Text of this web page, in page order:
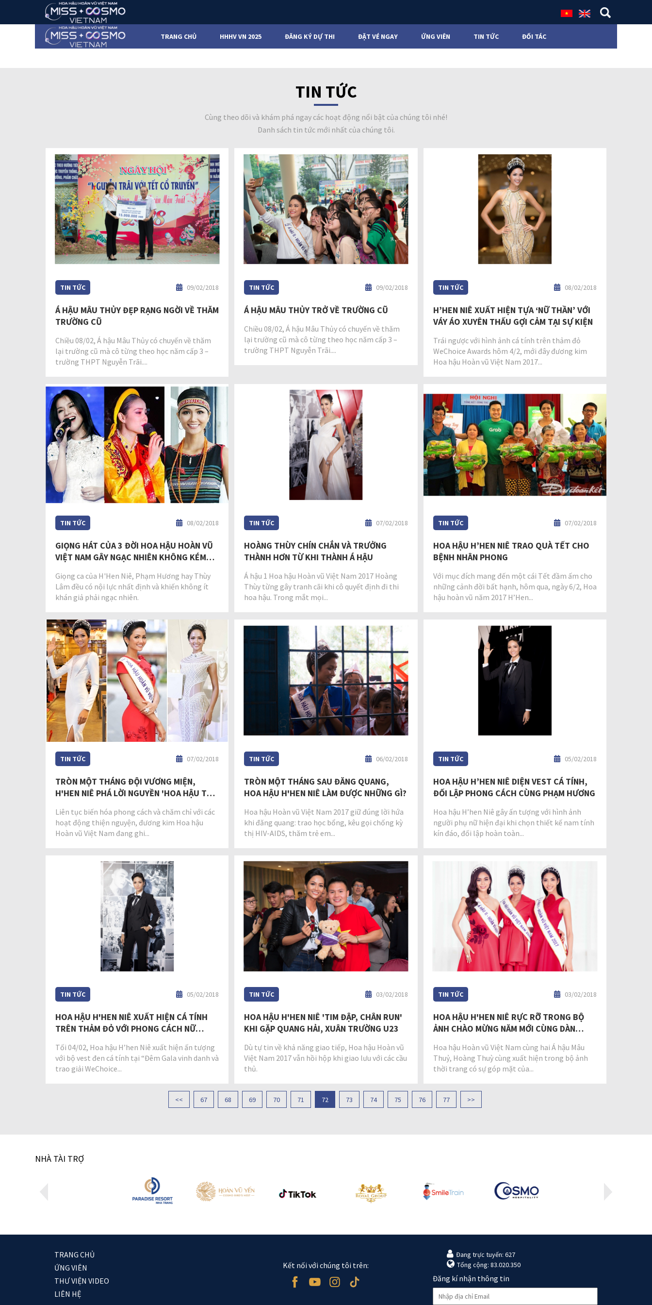
TRANG CHỦ HHHV VN 2025 ĐĂNG KÝ DỰ THI ĐẶT VÉ NGAY ỨNG VIÊN TIN TỨC ĐỐI TÁC
TIN TỨC
Cùng theo dõi và khám phá ngay các hoạt động nổi bật của chúng tôi nhé!
Danh sách tin tức mới nhất của chúng tôi.
TIN TỨC 09/02/2018
Á HẬU MÂU THỦY ĐẸP RẠNG NGỜI VỀ THĂM
TRƯỜNG CŨ
Chiều 08/02, Á hậu Mâu Thủy có chuyến về thăm
lại trường cũ mà cô từng theo học năm cấp 3 –
trường THPT Nguyễn Trãi....
TIN TỨC 09/02/2018
Á HẬU MÂU THỦY TRỞ VỀ TRƯỜNG CŨ
Chiều 08/02, Á hậu Mâu Thủy có chuyến về thăm
lại trường cũ mà cô từng theo học năm cấp 3 –
trường THPT Nguyễn Trãi....
TIN TỨC 08/02/2018
H’HEN NIÊ XUẤT HIỆN TỰA ‘NỮ THẦN’ VỚI
VÁY ÁO XUYÊN THẤU GỢI CẢM TẠI SỰ KIỆN
Trái ngược với hình ảnh cá tính trên thảm đỏ
WeChoice Awards hôm 4/2, mới đây đương kim
Hoa hậu Hoàn vũ Việt Nam 2017...
TIN TỨC 08/02/2018
GIỌNG HÁT CỦA 3 ĐỜI HOA HẬU HOÀN VŨ
VIỆT NAM GÂY NGẠC NHIÊN KHÔNG KÉM
Giọng ca của H'Hen Niê, Phạm Hương hay Thùy
Lâm đều có nội lực nhất định và khiến không ít
khán giả phải ngạc nhiên.
TIN TỨC 07/02/2018
HOÀNG THÙY CHÍN CHẮN VÀ TRƯỞNG
THÀNH HƠN TỪ KHI THÀNH Á HẬU
Á hậu 1 Hoa hậu Hoàn vũ Việt Nam 2017 Hoàng
Thùy từng gây tranh cãi khi cô quyết định đi thi
hoa hậu. Trong mắt mọi...
TIN TỨC 07/02/2018
HOA HẬU H’HEN NIÊ TRAO QUÀ TẾT CHO
BỆNH NHÂN PHONG
Với mục đích mang đến một cái Tết đầm ấm cho
những cảnh đời bất hạnh, hôm qua, ngày 6/2, Hoa
hậu hoàn vũ năm 2017 H’Hen...
TIN TỨC 07/02/2018
TRÒN MỘT THÁNG ĐỘI VƯƠNG MIỆN,
H'HEN NIÊ PHÁ LỜI NGUYỀN 'HOA HẬU THỊ
Liên tục biến hóa phong cách và chăm chỉ với các
hoạt động thiện nguyện, đương kim Hoa hậu
Hoàn vũ Việt Nam đang ghi...
TIN TỨC 06/02/2018
TRÒN MỘT THÁNG SAU ĐĂNG QUANG,
HOA HẬU H'HEN NIÊ LÀM ĐƯỢC NHỮNG GÌ?
Hoa hậu Hoàn vũ Việt Nam 2017 giữ đúng lời hứa
khi đăng quang: trao học bổng, kêu gọi chống kỳ
thị HIV-AIDS, thăm trẻ em...
TIN TỨC 05/02/2018
HOA HẬU H’HEN NIÊ DIỆN VEST CÁ TÍNH,
ĐỐI LẬP PHONG CÁCH CÙNG PHẠM HƯƠNG
Hoa hậu H’hen Niê gây ấn tượng với hình ảnh
người phụ nữ hiện đại khi chọn thiết kế nam tính
kín đáo, đối lập hoàn toàn...
TIN TỨC 05/02/2018
HOA HẬU H'HEN NIÊ XUẤT HIỆN CÁ TÍNH
TRÊN THẢM ĐỎ VỚI PHONG CÁCH NỮ
Tối 04/02, Hoa hậu H’hen Niê xuất hiện ấn tượng
với bộ vest đen cá tính tại “Đêm Gala vinh danh và
trao giải WeChoice...
TIN TỨC 03/02/2018
HOA HẬU H'HEN NIÊ 'TIM ĐẬP, CHÂN RUN'
KHI GẶP QUANG HẢI, XUÂN TRƯỜNG U23
Dù tự tin về khả năng giao tiếp, Hoa hậu Hoàn vũ
Việt Nam 2017 vẫn hồi hộp khi giao lưu với các cầu
thủ.
TIN TỨC 03/02/2018
HOA HẬU H'HEN NIÊ RỰC RỠ TRONG BỘ
ẢNH CHÀO MỪNG NĂM MỚI CÙNG DÀN
Hoa hậu Hoàn vũ Việt Nam cùng hai Á hậu Mâu
Thuỷ, Hoàng Thuỳ cùng xuất hiện trong bộ ảnh
thời trang có sự góp mặt của...
<< 67 68 69 70 71 72 73 74 75 76 77 >>
NHÀ TÀI TRỢ
TRANG CHỦ
ỨNG VIÊN
THƯ VIỆN VIDEO
LIÊN HỆ
Kết nối với chúng tôi trên:
Đang trực tuyến: 627
Tổng cộng: 83.020.350
Đăng kí nhận thông tin